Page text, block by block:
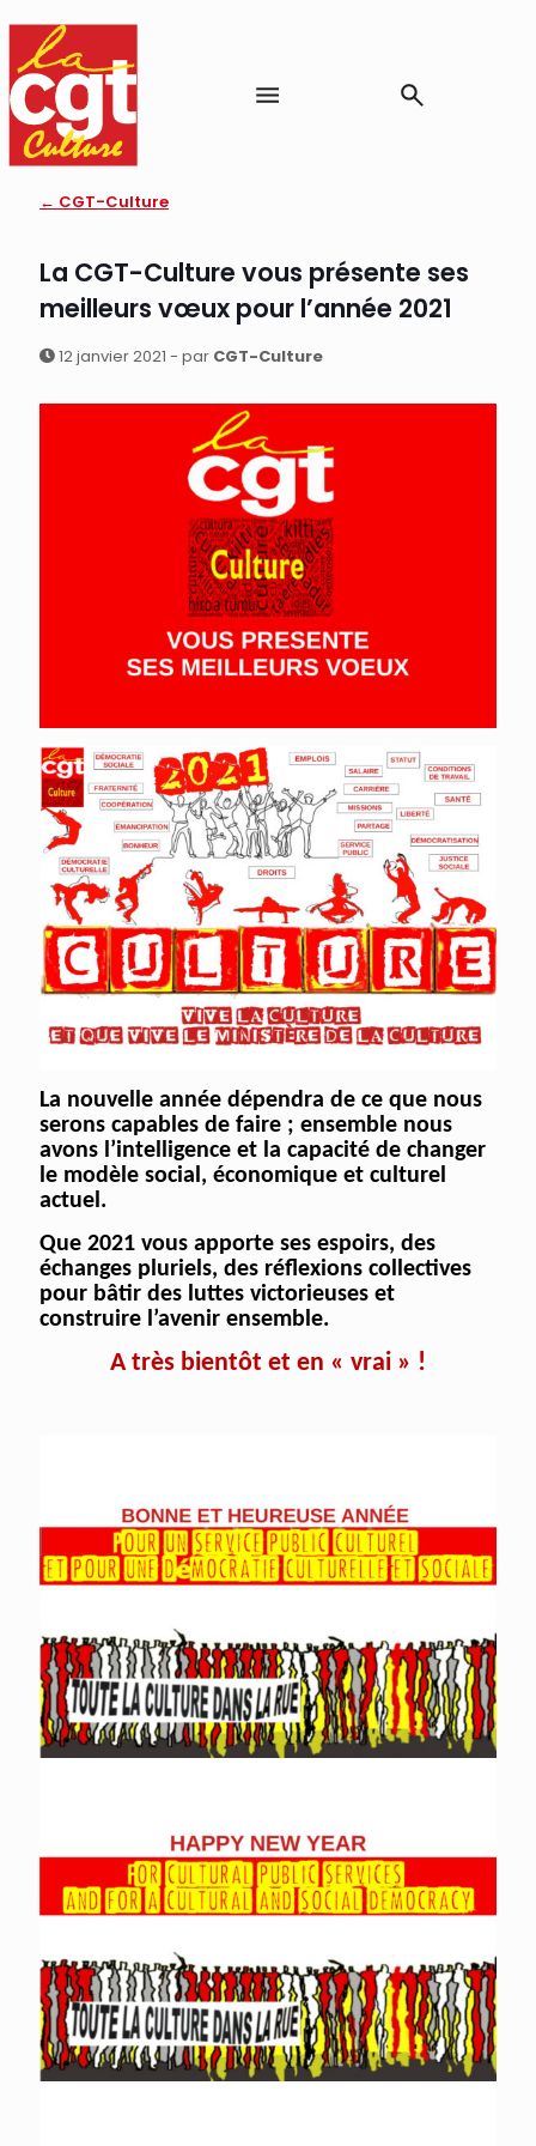
← CGT-Culture
La CGT-Culture vous présente ses
meilleurs vœux pour l’année 2021
12 janvier 2021 - par CGT-Culture
La nouvelle année dépendra de ce que nous
serons capables de faire ; ensemble nous
avons l’intelligence et la capacité de changer
le modèle social, économique et culturel
actuel.
Que 2021 vous apporte ses espoirs, des
échanges pluriels, des réflexions collectives
pour bâtir des luttes victorieuses et
construire l’avenir ensemble.
A très bientôt et en « vrai » !